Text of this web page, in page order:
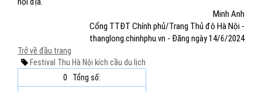
Minh Anh
Cổng TTĐT Chính phủ/Trang Thủ đô Hà Nội -
thanglong.chinhphu.vn - Đăng ngày 14/6/2024
Trở về đầu trang
Festival Thu Hà Nội kích cầu du lịch
0
Tổng số: